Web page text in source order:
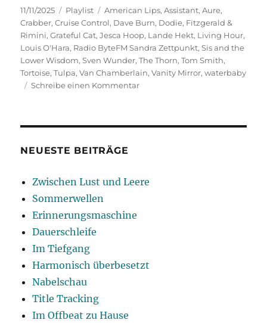
Veröffentlicht
am
11/11/2025 Kategorien
Playlist Schlagwörter
American Lips,Assistant,Aure,
Crabber,Cruise Control, Dave Burn, Dodie, Fitzgerald &
Rimini,Grateful Cat,Jesca Hoop, Lande Hekt, Living Hour,
Louis O'Hara, Radio ByteFM Sandra Zettpunkt,Sis and the
Lower Wisdom,Sven Wunder,The Thorn,Tom Smith,
Tortoise,Tulpa,Van Chamberlain,Vanity Mirror,waterbaby
Schreibe einen Kommentarzu
NEUESTE BEITRÄGE
Zwischen Lust und Leere
Sommerwellen
Erinnerungsmaschine
Dauerschleife
Im Tiefgang
Harmonisch überbesetzt
Nabelschau
Title Tracking
Im Offbeat zu Hause